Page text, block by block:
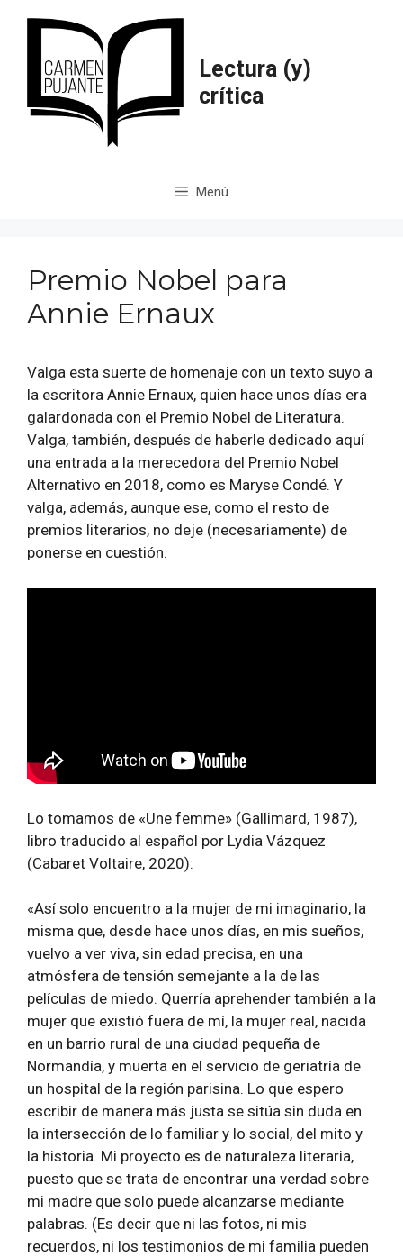
Lectura (y)
crítica
Menú
Premio Nobel para
Annie Ernaux
Valga esta suerte de homenaje con un texto suyo a
la escritora Annie Ernaux, quien hace unos días era
galardonada con el Premio Nobel de Literatura.
Valga, también, después de haberle dedicado aquí
una entrada a la merecedora del Premio Nobel
Alternativo en 2018, como es Maryse Condé. Y
valga, además, aunque ese, como el resto de
premios literarios, no deje (necesariamente) de
ponerse en cuestión.
Lo tomamos de «Une femme» (Gallimard, 1987),
libro traducido al español por Lydia Vázquez
(Cabaret Voltaire, 2020):
«Así solo encuentro a la mujer de mi imaginario, la
misma que, desde hace unos días, en mis sueños,
vuelvo a ver viva, sin edad precisa, en una
atmósfera de tensión semejante a la de las
películas de miedo. Querría aprehender también a la
mujer que existió fuera de mí, la mujer real, nacida
en un barrio rural de una ciudad pequeña de
Normandía, y muerta en el servicio de geriatría de
un hospital de la región parisina. Lo que espero
escribir de manera más justa se sitúa sin duda en
la intersección de lo familiar y lo social, del mito y
la historia. Mi proyecto es de naturaleza literaria,
puesto que se trata de encontrar una verdad sobre
mi madre que solo puede alcanzarse mediante
palabras. (Es decir que ni las fotos, ni mis
recuerdos, ni los testimonios de mi familia pueden